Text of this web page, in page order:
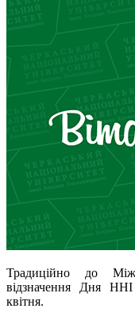
Традиційно до
відзначення Дня
квітня.